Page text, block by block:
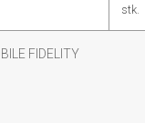
stk.
FIDELITY